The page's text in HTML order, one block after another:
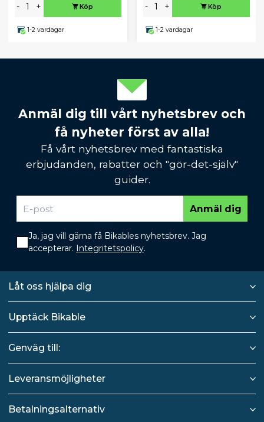
- + Köp
1-2 vardagar
- + Köp
1-2 vardagar
Anmäl dig till vårt nyhetsbrev och
få nyheter först av alla!
Få vårt nyhetsbrev med fantastiska
erbjudanden, rabatter och "gör-det-själv"
guider.
Anmäl dig
Ja, jag vill gärna få Bikables nyhetsbrev. Jag
accepterar. Integritetspolicy.
Låt oss hjälpa dig
Upptäck Bikable
Genväg till:
Leveransmöjligheter
Betalningsalternativ